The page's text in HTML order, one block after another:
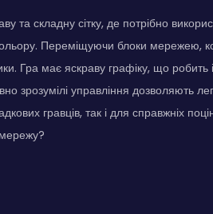
складну сітку, де потрібно
Переміщуючи блоки мережею,
Гра має яскраву графіку, що
зрозумілі управління дозволяють
гравців, так і для справжніх